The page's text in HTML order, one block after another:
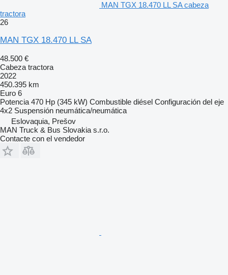
MAN TGX 18.470 LL SA cabeza
tractora
26
MAN TGX 18.470 LL SA
48.500 €
Cabeza tractora
2022
450.395 km
Euro 6
Potencia 470 Hp (345 kW) Combustible diésel Configuración del eje
4x2 Suspensión neumática/neumática
Eslovaquia, Prešov
MAN Truck & Bus Slovakia s.r.o.
Contacte con el vendedor